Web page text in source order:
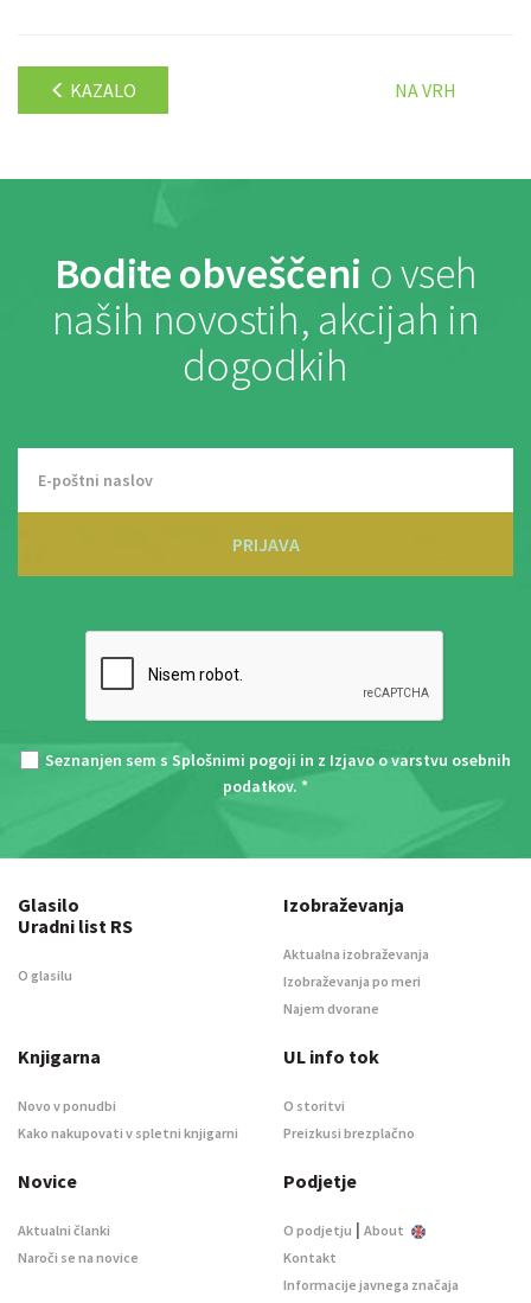
KAZALO NA VRH
Bodite obveščeni o vseh
naših novostih, akcijah in
dogodkih
PRIJAVA
Seznanjen sem s Splošnimi pogoji in z Izjavo o varstvu osebnih
podatkov. *
Glasilo
Uradni list RS
O glasilu
Izobraževanja
Aktualna izobraževanja
Izobraževanja po meri
Najem dvorane
Knjigarna
Novo v ponudbi
Kako nakupovati v spletni knjigarni
UL info tok
O storitvi
Preizkusi brezplačno
Novice
Aktualni članki
Naroči se na novice
Podjetje
O podjetju | About
Kontakt
Informacije javnega značaja